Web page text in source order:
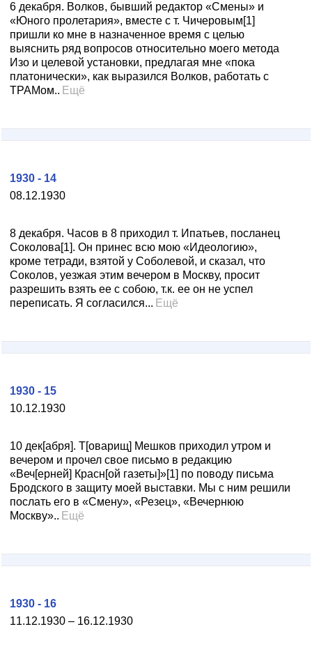
6 декабря. Волков, бывший редактор «Смены» и
«Юного пролетария», вместе с т. Чичеровым[1]
пришли ко мне в назначенное время с целью
выяснить ряд вопросов относительно моего метода
Изо и целевой установки, предлагая мне «пока
платонически», как выразился Волков, работать с
ТРАМом.. Ещё
08.12.1930
1930 - 14
8 декабря. Часов в 8 приходил т. Ипатьев, посланец
Соколова[1]. Он принес всю мою «Идеологию»,
кроме тетради, взятой у Соболевой, и сказал, что
Соколов, уезжая этим вечером в Москву, просит
разрешить взять ее с собою, т.к. ее он не успел
переписать. Я согласился... Ещё
10.12.1930
1930 - 15
10 дек[абря]. Т[оварищ] Мешков приходил утром и
вечером и прочел свое письмо в редакцию
«Веч[ерней] Красн[ой газеты]»[1] по поводу письма
Бродского в защиту моей выставки. Мы с ним решили
послать его в «Смену», «Резец», «Вечернюю
Москву».. Ещё
11.12.1930 – 16.12.1930
1930 - 16